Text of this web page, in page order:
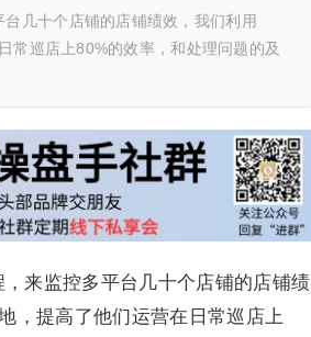
几十个店铺的店铺绩效，我们利用
常巡店上80%的效率，和处理问题的及
来监控多平台几十个店铺的店铺绩
，提高了他们运营在日常巡店上